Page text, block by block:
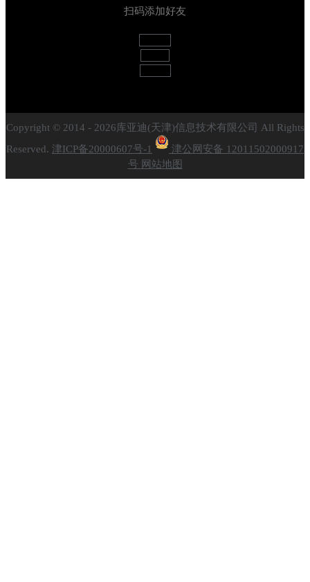
扫码添加好友
Copyright © 2014 - 2026库亚迪(天津)信息技术有限公司 All Rights
Reserved. 津ICP备20000607号-1
津公网安备 12011502000917
号 网站地图